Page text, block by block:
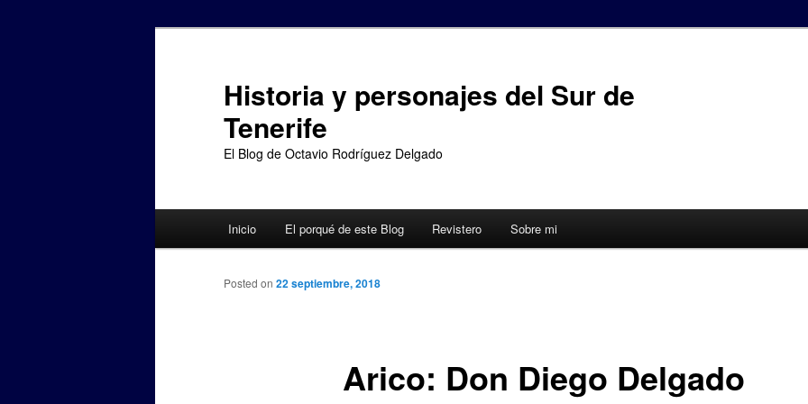
Historia y personajes del Sur de
Tenerife
El Blog de Octavio Rodríguez Delgado
Inicio El porqué de este Blog Revistero Sobre mi
Arico: Don Diego Delgado
Posted on 22 septiembre, 2018